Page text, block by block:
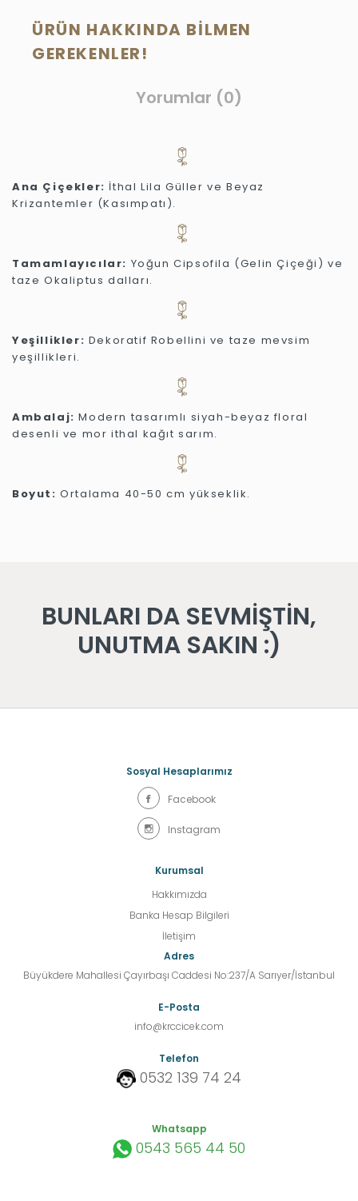
ÜRÜN HAKKINDA BILMEN
GEREKENLER!
Yorumlar (0)
Ana Çiçekler: İthal Lila Güller ve Beyaz
Krizantemler (Kasımpatı).
Tamamlayıcılar: Yoğun Cipsofila (Gelin Çiçeği) ve
taze Okaliptus dalları.
Yeşillikler: Dekoratif Robellini ve taze mevsim
yeşillikleri.
Ambalaj: Modern tasarımlı siyah-beyaz floral
desenli ve mor ithal kağıt sarım.
Boyut: Ortalama 40-50 cm yükseklik.
BUNLARI DA SEVMİŞTİN,
UNUTMA SAKIN :)
Sosyal Hesaplarımız
Facebook
Instagram
Kurumsal
Hakkımızda
Banka Hesap Bilgileri
İletişim
Adres
Büyükdere Mahallesi Çayırbaşı Caddesi No:237/A Sarıyer/İstanbul
E-Posta
info@krccicek.com
Telefon
0532 139 74 24
Whatsapp
0543 565 44 50